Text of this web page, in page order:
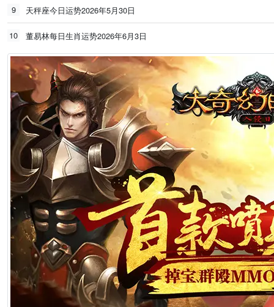
9 天秤座今日运势2026年5月30日
10 董易林每日生肖运势2026年6月3日